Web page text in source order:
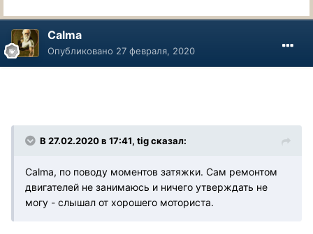
Calma
Опубликовано 27 февраля, 2020
В 27.02.2020 в 17:41, tig сказал:
Calma, по поводу моментов затяжки. Сам ремонтом
двигателей не занимаюсь и ничего утверждать не
могу - слышал от хорошего моториста.